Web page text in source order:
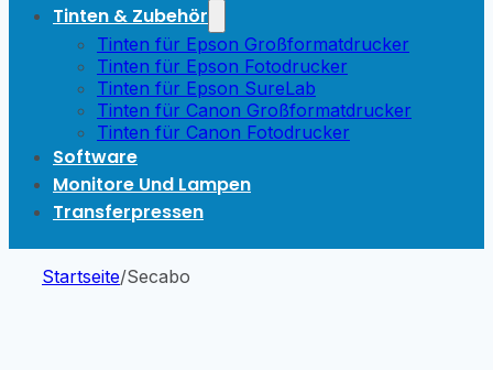
Tinten & Zubehör
Tinten für Epson Großformatdrucker
Tinten für Epson Fotodrucker
Tinten für Epson SureLab
Tinten für Canon Großformatdrucker
Tinten für Canon Fotodrucker
Software
Monitore Und Lampen
Transferpressen
Startseite/Secabo